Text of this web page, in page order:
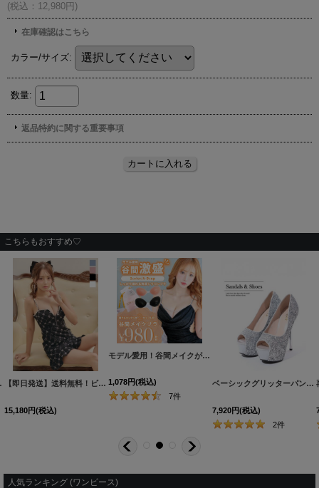
こちらもおすすめ♡
[5180YNdzwe-240819-1 3165SBdzw-250417-1]
[OF03-X] 【YN】dzw 【即日発送】送料無料！ビジュースパンコールキャミマーメイドミニドレス/キャバドレス【XS-Lサイズ/4カラー】[OF03] 【YN】dzjv
15,180円(税込)
モデル愛用！谷間メイクが実現する激盛りぷるぷる肉厚シリコンブラ[OF08-U]
1,078円(税込)
7件
ベーシックグリッターパンプス/14cmヒール【2カラー/7サイズ】[OF02]
7,920円(税込)
2件
人気ランキング (ワンピース)